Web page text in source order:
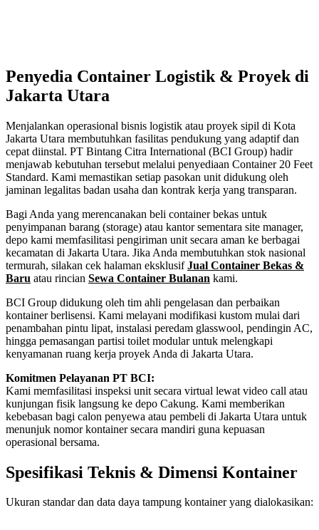
Penyedia Container Logistik & Proyek di
Jakarta Utara
Menjalankan operasional bisnis logistik atau proyek sipil di Kota
Jakarta Utara membutuhkan fasilitas pendukung yang adaptif dan
cepat diinstal. PT Bintang Citra International (BCI Group) hadir
menjawab kebutuhan tersebut melalui penyediaan Container 20 Feet
Standard. Kami memastikan setiap pasokan unit didukung oleh
jaminan legalitas badan usaha dan kontrak kerja yang transparan.
Bagi Anda yang merencanakan beli container bekas untuk
penyimpanan barang (storage) atau kantor sementara site manager,
depo kami memfasilitasi pengiriman unit secara aman ke berbagai
kecamatan di Jakarta Utara. Jika Anda membutuhkan stok nasional
termurah, silakan cek halaman eksklusifJual Container Bekas &
Baru atau rincian Sewa Container Bulanan kami.
BCI Group didukung oleh tim ahli pengelasan dan perbaikan
kontainer berlisensi. Kami melayani modifikasi kustom mulai dari
penambahan pintu lipat, instalasi peredam glasswool, pendingin AC,
hingga pemasangan partisi toilet modular untuk melengkapi
kenyamanan ruang kerja proyek Anda di Jakarta Utara.
Komitmen Pelayanan PT BCI:
Kami memfasilitasi inspeksi unit secara virtual lewat video call atau
kunjungan fisik langsung ke depo Cakung. Kami memberikan
kebebasan bagi calon penyewa atau pembeli di Jakarta Utara untuk
menunjuk nomor kontainer secara mandiri guna kepuasan
operasional bersama.
Spesifikasi Teknis & Dimensi Kontainer
Ukuran standar dan data daya tampung kontainer yang dialokasikan: